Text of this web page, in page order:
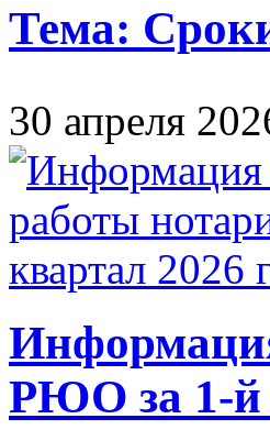
Тема:
30 апреля
РЮО за 1-й